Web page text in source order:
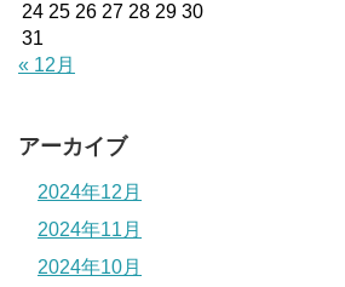
24 25 26 27 28 29 30
31
« 12月
アーカイブ
2024年12月
2024年11月
2024年10月